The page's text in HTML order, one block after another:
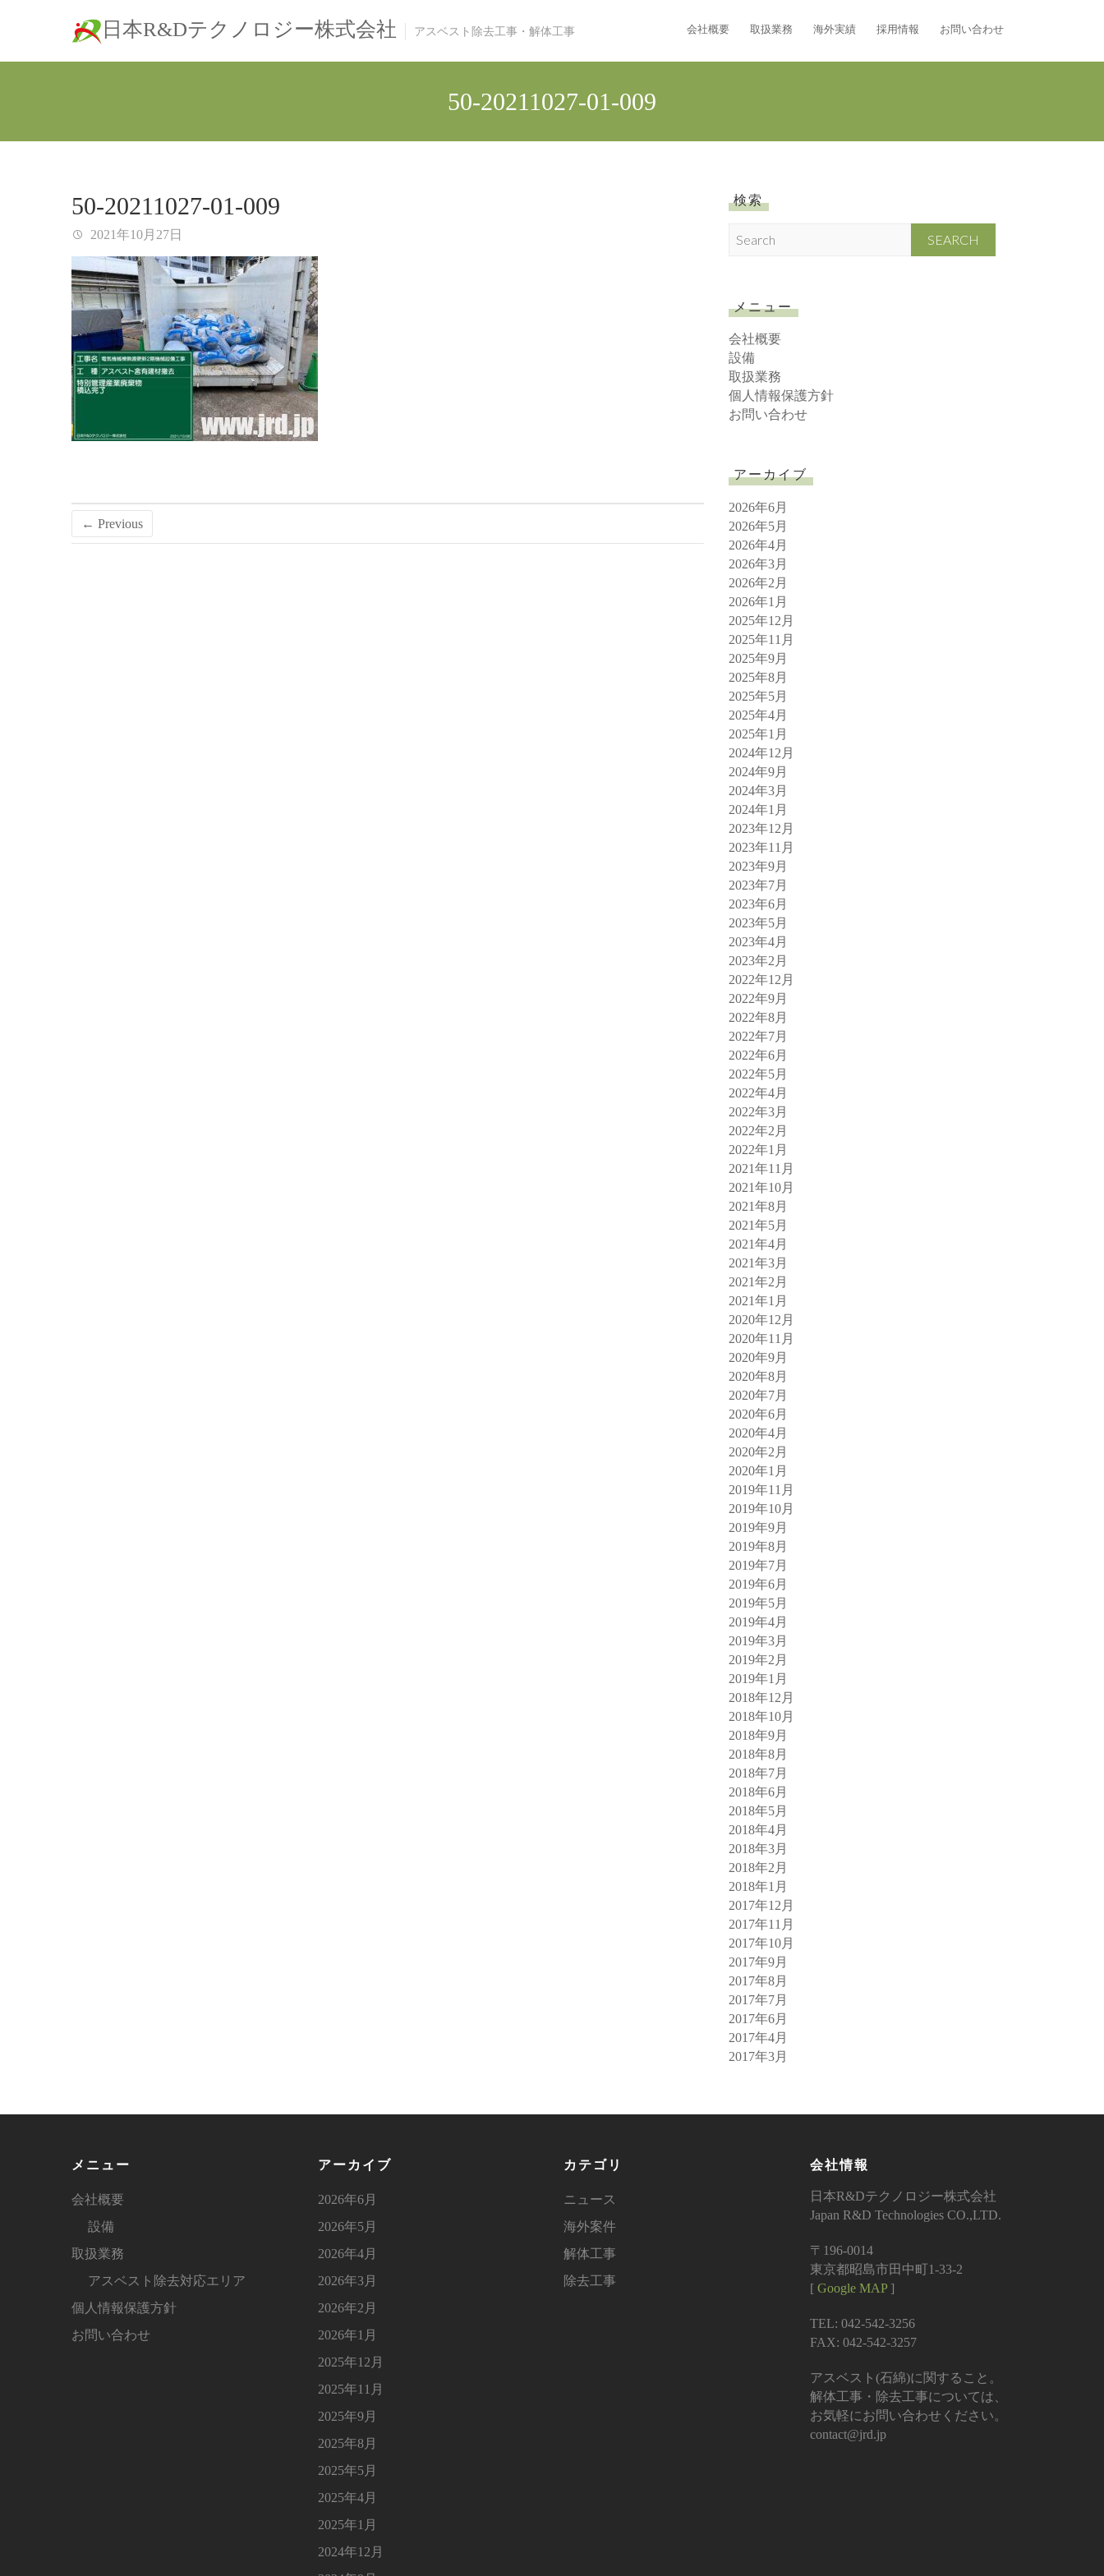
日本R&Dテクノロジー株式会社 アスベスト除去工事・解体工事 会社概要 取扱業務 海外実績 採用情報 お問い合わせ
50-20211027-01-009
50-20211027-01-009
2021年10月27日
← Previous
検索
cメニュー
会社概要
設備
取扱業務
個人情報保護方針
お問い合わせ
アーカイブ
2026年6月
2026年5月
2026年4月
2026年3月
2026年2月
2026年1月
2025年12月
2025年11月
2025年9月
2025年8月
2025年5月
2025年4月
2025年1月
2024年12月
2024年9月
2024年3月
2024年1月
2023年12月
2023年11月
2023年9月
2023年7月
2023年6月
2023年5月
2023年4月
2023年2月
2022年12月
2022年9月
2022年8月
2022年7月
2022年6月
2022年5月
2022年4月
2022年3月
2022年2月
2022年1月
2021年11月
2021年10月
2021年8月
2021年5月
2021年4月
2021年3月
2021年2月
2021年1月
2020年12月
2020年11月
2020年9月
2020年8月
2020年7月
2020年6月
2020年4月
2020年2月
2020年1月
2019年11月
2019年10月
2019年9月
2019年8月
2019年7月
2019年6月
2019年5月
2019年4月
2019年3月
2019年2月
2019年1月
2018年12月
2018年10月
2018年9月
2018年8月
2018年7月
2018年6月
2018年5月
2018年4月
2018年3月
2018年2月
2018年1月
2017年12月
2017年11月
2017年10月
2017年9月
2017年8月
2017年7月
2017年6月
2017年4月
2017年3月
メニュー
会社概要
設備
取扱業務
アスベスト除去対応エリア
個人情報保護方針
お問い合わせ
アーカイブ
2026年6月
2026年5月
2026年4月
2026年3月
2026年2月
2026年1月
2025年12月
2025年11月
2025年9月
2025年8月
2025年5月
2025年4月
2025年1月
2024年12月
カテゴリ
ニュース
海外案件
解体工事
除去工事
会社情報
日本R&Dテクノロジー株式会社
Japan R&D Technologies CO.,LTD.
〒196-0014
東京都昭島市田中町1-33-2
[Google MAP]
TEL: 042-542-3256
FAX: 042-542-3257
アスベスト(石綿)に関すること。
解体工事・除去工事については、
お気軽にお問い合わせください。
contact@jrd.jp